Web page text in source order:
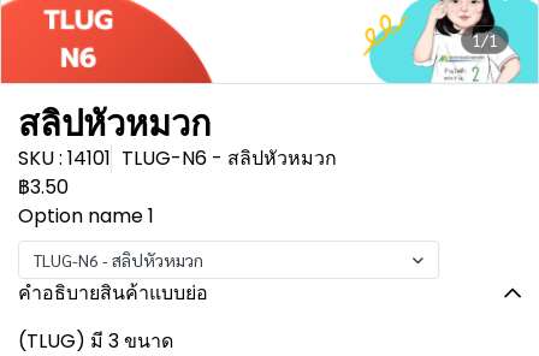
1/1
สลิปหัวหมวก
SKU : 14101 TLUG-N6 - สลิปหัวหมวก
฿3.50
Option name 1
TLUG-N6 - สลิปหัวหมวก
คำอธิบายสินค้าแบบย่อ
(TLUG) มี 3 ขนาด